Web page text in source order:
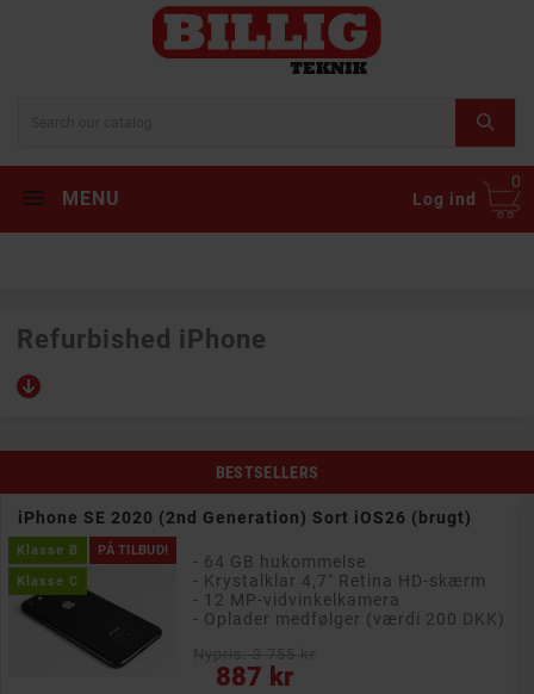
MENU Log ind
0
Refurbished iPhone
BESTSELLERS
iPhone SE 2020 (2nd Generation) Sort iOS26 (brugt)
PÅ TILBUD!
Klasse B
Klasse C
- 64 GB hukommelse
- Krystalklar 4,7" Retina HD-skærm
- 12 MP-vidvinkelkamera
- Oplader medfølger (værdi 200 DKK)
887 kr
Pris